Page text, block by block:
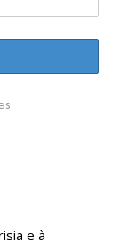
e à